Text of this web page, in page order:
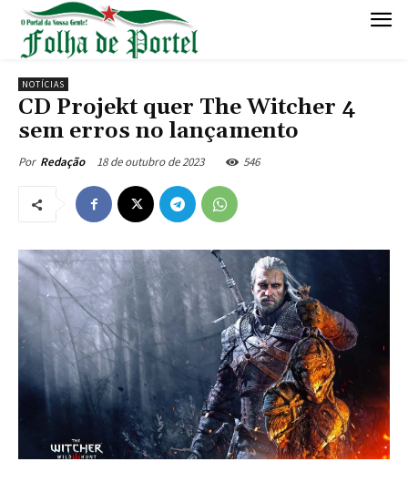
NOTÍCIAS
CD Projekt quer The Witcher 4
sem erros no lançamento
Por Redação 18 de outubro de 2023 546